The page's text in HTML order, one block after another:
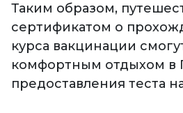
Таким образом,
сертификатом о
курса вакцинации
комфортным отдыхом в
предоставления теста